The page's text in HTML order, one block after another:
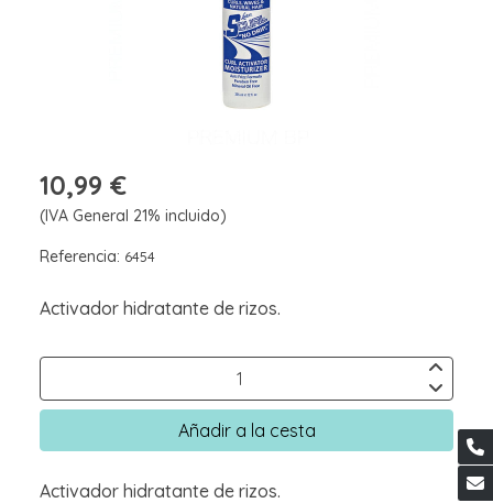
10,99 €
(IVA General 21% incluido)
Referencia: 6454
Activador hidratante de rizos.
Añadir a la cesta
Activador hidratante de rizos.